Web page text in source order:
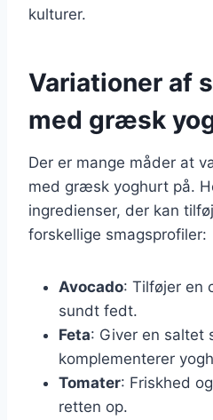
kulturer.
Variationer af
med græsk
Der er mange måder at
med græsk yoghurt på.
ingredienser, der kan
forskellige smagsprofiler:
Avocado: Tilføjer en
sundt fedt.
Feta: Giver en saltet
komplementerer
Tomater: Friskhed
retten op.